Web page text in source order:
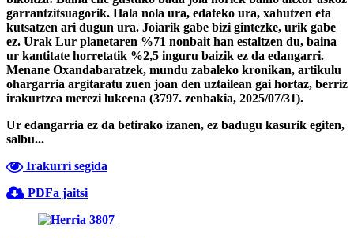
garrantzitsuagorik. Hala nola ura, edateko ura, xahutzen eta
kutsatzen ari dugun ura. Joiarik gabe bizi gintezke, urik gabe
ez. Urak Lur planetaren %71 nonbait han estaltzen du, baina
ur kantitate horretatik %2,5 inguru baizik ez da edangarri.
Menane Oxandabaratzek, mundu zabaleko kronikan, artikulu
ohargarria argitaratu zuen joan den uztailean gai hortaz, berriz
irakurtzea merezi lukeena (3797. zenbakia, 2025/07/31).
Ur edangarria ez da betirako izanen, ez badugu kasurik egiten,
salbu...
Irakurri segida
PDFa jaitsi